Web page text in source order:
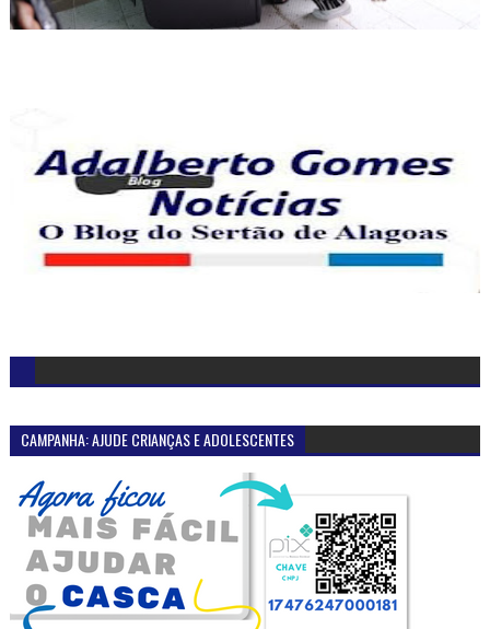
CAMPANHA: AJUDE CRIANÇAS E ADOLESCENTES